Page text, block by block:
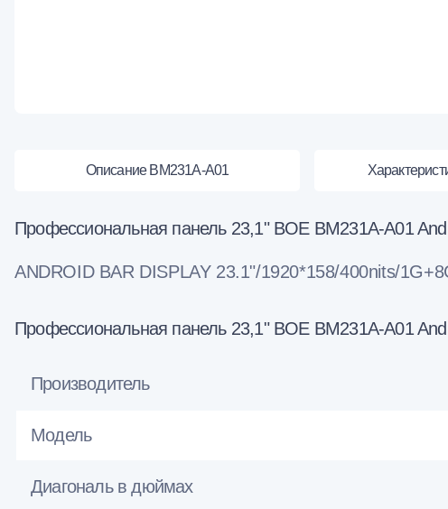
Описание BM231A-A01
Профессиональная панель 23,1" BOE BM231A-A01
ANDROID BAR DISPLAY 23.1"/1920*158/400nits/
Профессиональная панель 23,1" BOE BM231A-A01
Производитель
Модель
Диагональ в дюймах